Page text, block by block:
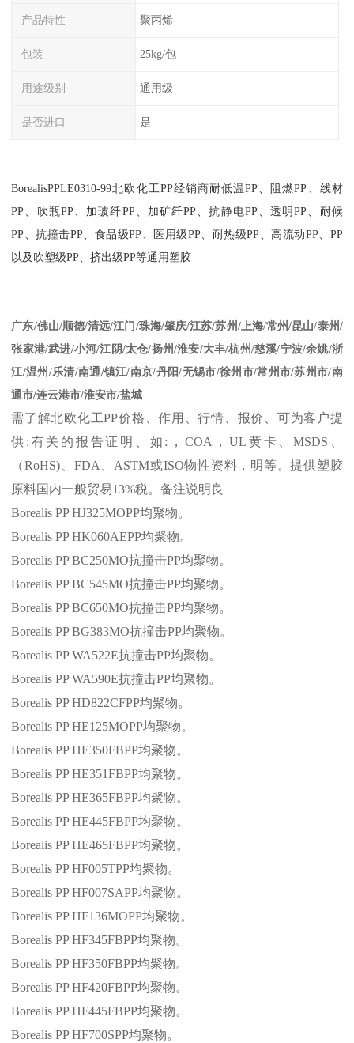
产品特性 聚丙烯
包装 25kg/包
用途级别 通用级
是否进口 是
BorealisPPLE0310-99北欧化工PP经销商耐低温PP、阻燃PP、线材
PP、吹瓶PP、加玻纤PP、加矿纤PP、抗静电PP、透明PP、耐候
PP、抗撞击PP、食品级PP、医用级PP、耐热级PP、高流动PP、 PP
以及吹塑级PP、挤出级PP等通用塑胶
广东/佛山/顺德/清远/江门 /珠海/肇庆/江苏/苏州/上海/常州/昆山/泰州/
张家港/武进/小河/江阴/太仓/扬州/淮安/大丰/杭州/慈溪/宁波/余姚/浙
江/温州/乐清/南通/镇江/南京/丹阳/无锡市/徐州市/常州市/苏州市/南
通市/连云港市/淮安市/盐城
需了解北欧化工PP价格、作用、行情、报价、可为客户提
供 : 有关的报告证明、如 : ， COA，UL 黄卡、 MSDS 、
（RoHS)、 FDA、ASTM或ISO物性资料，明等。提供塑胶
原料国内一般贸易13%税。备注说明良
Borealis PP HJ325MOPP均聚物。
Borealis PP HK060AEPP均聚物。
Borealis PP BC250MO抗撞击PP均聚物。
Borealis PP BC545MO抗撞击PP均聚物。
Borealis PP BC650MO抗撞击PP均聚物。
Borealis PP BG383MO抗撞击PP均聚物。
Borealis PP WA522E抗撞击PP均聚物。
Borealis PP WA590E抗撞击PP均聚物。
Borealis PP HD822CFPP均聚物。
Borealis PP HE125MOPP均聚物。
Borealis PP HE350FBPP均聚物。
Borealis PP HE351FBPP均聚物。
Borealis PP HE365FBPP均聚物。
Borealis PP HE445FBPP均聚物。
Borealis PP HE465FBPP均聚物。
Borealis PP HF005TPP均聚物。
Borealis PP HF007SAPP均聚物。
Borealis PP HF136MOPP均聚物。
Borealis PP HF345FBPP均聚物。
Borealis PP HF350FBPP均聚物。
Borealis PP HF420FBPP均聚物。
Borealis PP HF445FBPP均聚物。
Borealis PP HF700SPP均聚物。